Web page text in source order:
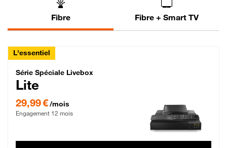
Fibre Fibre + Smart TV
L'essentiel
Série Spéciale Livebox Lite Fibre
Série Spéciale Livebox
Lite
29,99 €/mois
Engagement 12 mois